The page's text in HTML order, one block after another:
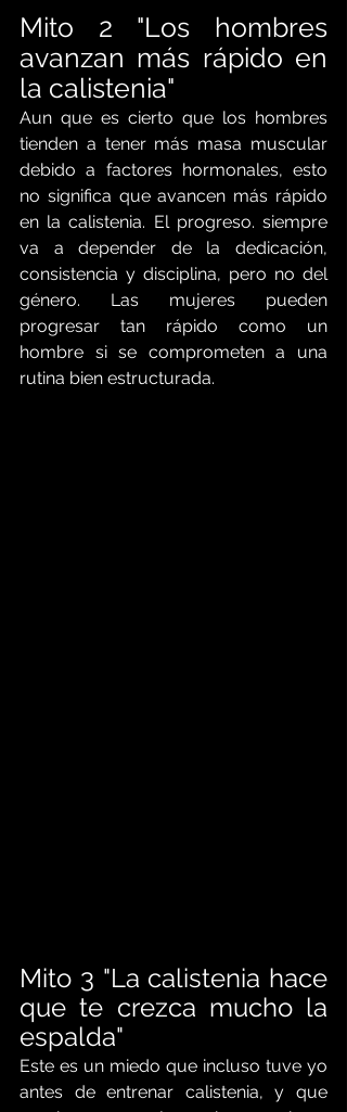
Mito 2 "Los hombres
avanzan más rápido en
la calistenia"
Aun que es cierto que los hombres
tienden a tener más masa muscular
debido a factores hormonales, esto
no significa que avancen más rápido
en la calistenia. El progreso. siempre
va a depender de la dedicación,
consistencia y disciplina, pero no del
género. Las mujeres pueden
progresar tan rápido como un
hombre si se comprometen a una
rutina bien estructurada.
Mito 3 "La calistenia hace
que te crezca mucho la
espalda"
Este es un miedo que incluso tuve yo
antes de entrenar calistenia, y que